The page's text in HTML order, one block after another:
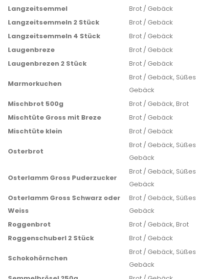
Langzeitsemmel
Brot / Gebäck
Langzeitsemmeln 2 Stück
Brot / Gebäck
Langzeitsemmeln 4 Stück
Brot / Gebäck
Laugenbreze
Brot / Gebäck
Laugenbrezen 2 Stück
Brot / Gebäck
Marmorkuchen
Brot / Gebäck, Süßes
Gebäck
Mischbrot 500g
Brot / Gebäck, Brot
Mischtüte Gross mit Breze
Brot / Gebäck
Mischtüte klein
Brot / Gebäck
Osterbrot
Brot / Gebäck, Süßes
Gebäck
Osterlamm Gross Puderzucker
Brot / Gebäck, Süßes
Gebäck
Osterlamm Gross Schwarz oder
Weiss
Brot / Gebäck, Süßes
Gebäck
Roggenbrot
Brot / Gebäck, Brot
Roggenschuberl 2 Stück
Brot / Gebäck
Schokohörnchen
Brot / Gebäck, Süßes
Gebäck